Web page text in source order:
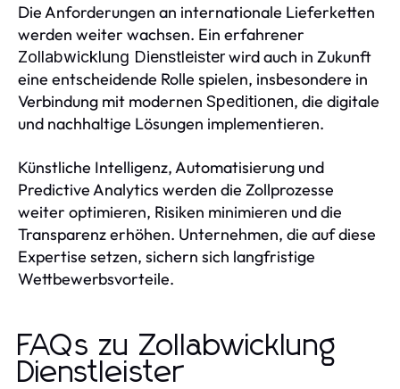
Die Anforderungen an internationale Lieferketten
werden weiter wachsen. Ein erfahrener
Zollabwicklung Dienstleisterwird auch in Zukunft
eine entscheidende Rolle spielen, insbesondere in
Verbindung mit modernen Speditionen, die digitale
und nachhaltige Lösungen implementieren.
Künstliche Intelligenz, Automatisierung und
Predictive Analytics werden die Zollprozesse
weiter optimieren, Risiken minimieren und die
Transparenz erhöhen. Unternehmen, die auf diese
Expertise setzen, sichern sich langfristige
Wettbewerbsvorteile.
FAQs zu Zollabwicklung
Dienstleister